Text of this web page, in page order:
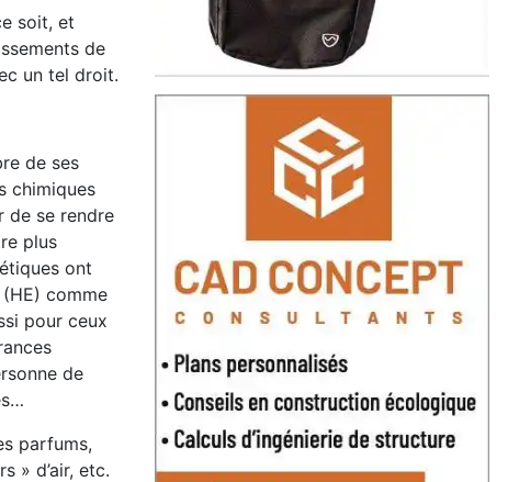
soit, et
de
un tel droit.
de ses
chimiques
de se rendre
plus
ont
comme
pour ceux
de
parfums,
» d’air, etc.